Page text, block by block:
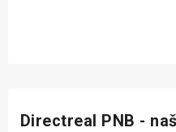
Directreal PNB -